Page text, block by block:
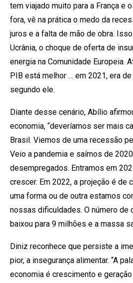
tem viajado muito para a França e
fora, vê na prática o medo da
juros e a falta de mão de obra.
Ucrânia, o choque de oferta de
energia na Comunidade Europeia.
PIB está melhor … em 2021, era de
segundo ele.
Diante desse cenário, Abílio
economia, “deveríamos ser mais
Brasil. Viemos de uma recessão
Veio a pandemia e saímos de
desempregados. Entramos em
crescer. Em 2022, a projeção é de
uma forma ou de outra estamos
nossas dificuldades. O número de
baixou para 9 milhões e a massa
Diniz reconhece que persiste a
pior, a insegurança alimentar. “A
economia é crescimento e geração